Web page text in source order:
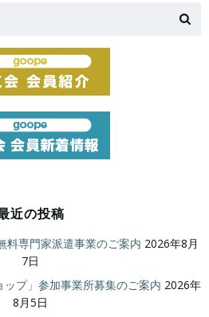
近の投稿
料専門家派遣事業のご案内 2026年8月
7日
ップ」参加事業所募集のご案内 2026年
8月5日